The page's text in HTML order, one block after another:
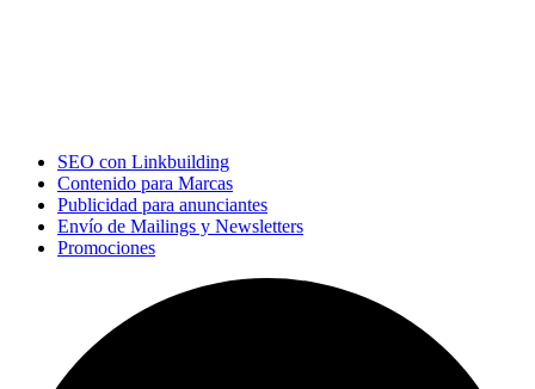
SEO con Linkbuilding
Contenido para Marcas
Publicidad para anunciantes
Envío de Mailings y Newsletters
Promociones